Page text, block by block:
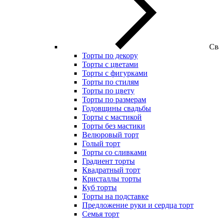
Торты по декору
Торты с цветами
Торты с фигурками
Торты по стилям
Торты по цвету
Торты по размерам
Годовщины свадьбы
Торты с мастикой
Торты без мастики
Велюровый торт
Голый торт
Торты со сливками
Градиент торты
Квадратный торт
Кристаллы торты
Куб торты
Торты на подставке
Предложение руки и сердца торт
Семья торт